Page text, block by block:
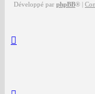
Développé par phpBB®